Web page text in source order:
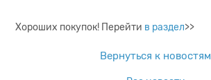
Хороших покупок! Перейти в раздел>>
Вернуться к новостям